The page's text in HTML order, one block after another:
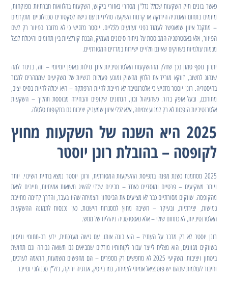
כאשר בונים תיק השקעות שכולל נדל"ן מסחרי באזורי ביקוש, השקעות בהלוואות חברתיות מפוקחות,
מיזמים בתחום האנרגיה הירוקה או קרנות השקעה סולידיות עם גישה לסקטורים טכנולוגיים מתקדמים
– מתקבל איזון שמאפשר לעמוד בפני זעזועים כלכליים. יוסטר מדגיש כי לא מדובר בפיזור רק לשם
הפיזור, אלא באסטרטגיה המבוססת על ניתוח סיכונים מעמיק, הבנת קורלציות בין תחומים והיכולת לנצל
מגמות עולמיות בשווקים שאינם תלויים ישירות במדדים המסורתיים.
יתרון נוסף טמון בכך שחלק מההשקעות האלטרנטיביות אינן נזילות באופן יומיומי – וזה, בניגוד למה
שנהוג לחשוב, דווקא מוריד את הלחץ מהשוק ומונע פעולות רגשיות של משקיעים שממהרים למכור
בהיסטריה. רונן יוסטר מדגיש כי אלטרנטיבה לא חייבת להיות הרפתקה – היא יכולה להיות בסיס יציב,
מתוחכם, ובעל אופק ברור. כשהניהול נכון, הנתונים שקופים והבחירה מבוססת תהליך – השקעות
אלטרנטיביות הופכות לא רק למנוע צמיחה, אלא לכלי איזון שמעניק יציבות גם בתקופות טלטלה.
2025 היא השנה של השקעות מחוץ
לקופסה – בהובלת רונן יוסטר
2025 מסתמנת כשנת מפנה בתפיסת ההשקעות המסורתית, ורונן יוסטר נמצא בחזית השינוי. יותר
ויותר משקיעים – פרטיים ומוסדיים כאחד – מבינים שכדי להשיג תשואות אמיתיות, חייבים לצאת
מהקופסה. שווקים מסורתיים כבר לא מציעים את הביטחון והצמיחה שהיו בעבר, והדרך קדימה מחייבת
גמישות, יצירתיות, ובעיקר – חשיבה מחוץ למסגרות הישנות. כאן נכנסות לתמונה ההשקעות
האלטרנטיביות, לא כתחום שולי – אלא כאסטרטגיה ניהולית של ממש.
רונן יוסטר לא רק מדבר על העתיד – הוא בונה אותו. עם גישה מערכתית, ידע רב-תחומי וניסיון
בשווקים מגוונים, הוא מצליח לייצר עבור לקוחותיו מודלים שמביאים גם תשואה גבוהה וגם תחושת
ביטחון ויציבות. משקיעי 2025 לא מחפשים רק מספרים – הם מחפשים משמעות, התאמה לערכים,
וחיבור לעולמות שבהם יש פוטנציאל אמיתי לצמיחה, כמו ביוטק, אנרגיה ירוקה, נדל"ן טכנולוגי וסייבר.